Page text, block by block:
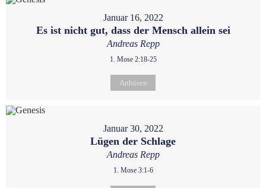
Januar 16, 2022
Es ist nicht gut, dass der Mensch allein sei
Andreas Repp
1. Mose 2:18-25
Anhören
Januar 30, 2022
Lügen der Schlage
Andreas Repp
1. Mose 3:1-6